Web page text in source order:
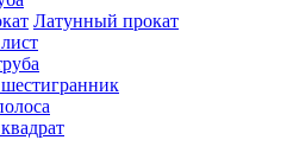
Латунный прокат